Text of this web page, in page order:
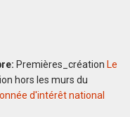
Premières_création Le
hors les murs du
d'intérêt national